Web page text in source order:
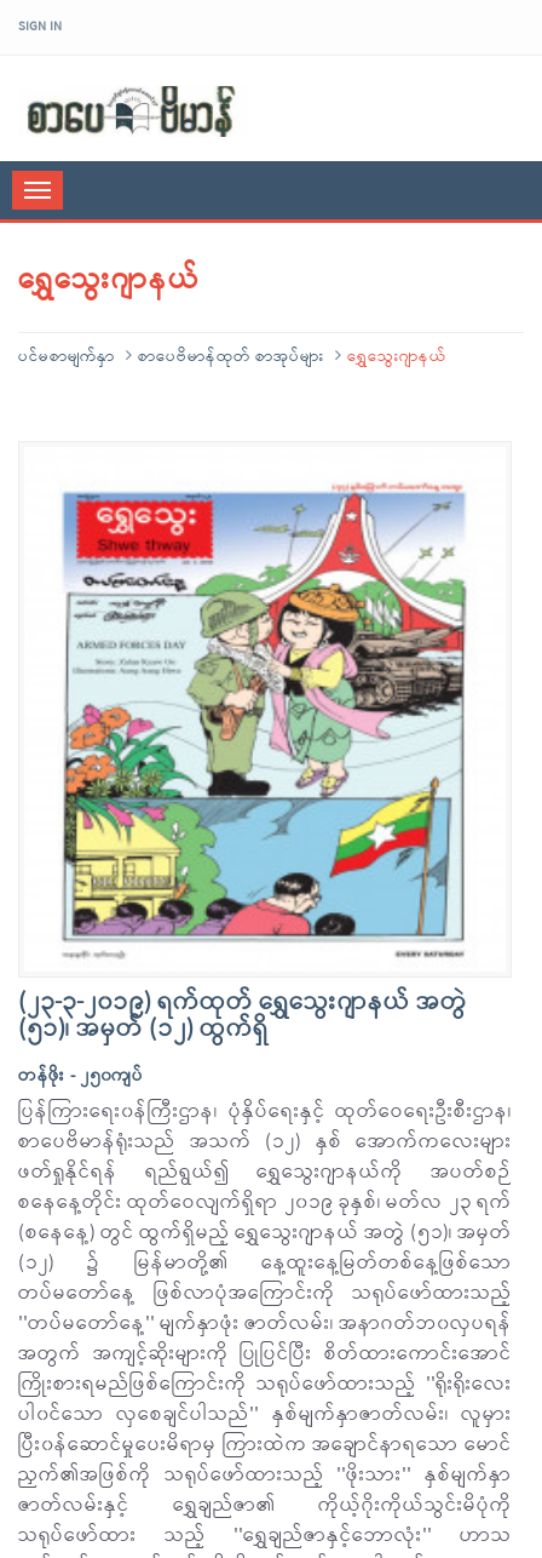
SIGN IN
Toggle
navigation
ရွှေသွေးဂျာနယ်
ပင်မစာမျက်နှာ စာပေဗိမာန်ထုတ် စာအုပ်များ ရွှေသွေးဂျာနယ်
(၂၃-၃-၂၀၁၉) ရက်ထုတ် ရွှေသွေးဂျာနယ် အတွဲ
(၅၁)၊ အမှတ် (၁၂) ထွက်ရှိ
တန်ဖိုး - ၂၅၀ကျပ်
ပြန်ကြားရေး၀န်ကြီးဌာန၊ ပုံနှိပ်ရေးနှင့် ထုတ်ဝေရေးဦးစီးဌာန၊
စာပေဗိမာန်ရုံးသည် အသက် (၁၂) နှစ် အောက်ကလေးများ
ဖတ်ရှုနိုင်ရန် ရည်ရွယ်၍ ရွှေသွေးဂျာနယ်ကို အပတ်စဉ်
စနေနေ့တိုင်း ထုတ်ဝေလျက်ရှိရာ ၂၀၁၉ ခုနှစ်၊ မတ်လ ၂၃ ရက်
(စနေနေ့) တွင် ထွက်ရှိမည့် ရွှေသွေးဂျာနယ် အတွဲ (၅၁)၊ အမှတ်
(၁၂) ၌ မြန်မာတို့၏ နေ့ထူးနေ့မြတ်တစ်နေ့ဖြစ်သော
တပ်မတော်နေ့ ဖြစ်လာပုံအကြောင်းကို သရုပ်ဖော်ထားသည့်
''တပ်မတော်နေ့'' မျက်နှာဖုံး ဇာတ်လမ်း၊ အနာဂတ်ဘ၀လှပရန်
အတွက် အကျင့်ဆိုးများကို ပြုပြင်ပြီး စိတ်ထားကောင်းအောင်
ကြိုးစားရမည်ဖြစ်ကြောင်းကို သရုပ်ဖော်ထားသည့် ''ရိုးရိုးလေး
ပါ၀င်သော လှစေချင်ပါသည်'' နှစ်မျက်နှာဇာတ်လမ်း၊ လူမှား
ပြီး၀န်ဆောင်မှုပေးမိရာမှ ကြားထဲက အချောင်နာရသော မောင်
ညှက်၏အဖြစ်ကို သရုပ်ဖော်ထားသည့် ''ဖိုးသား'' နှစ်မျက်နှာ
ဇာတ်လမ်းနှင့် ရွှေချည်ဇာ၏ ကိုယ့်ဂိုးကိုယ်သွင်းမိပုံကို
သရုပ်ဖော်ထား သည့် ''ရွှေချည်ဇာနှင့်ဘောလုံး'' ဟာသ